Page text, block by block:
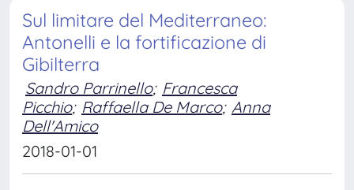
Sul limitare del Mediterraneo:
Antonelli e la fortificazione di
Gibilterra
Sandro Parrinello; Francesca
Picchio; Raffaella De Marco; Anna
Dell'Amico
2018-01-01